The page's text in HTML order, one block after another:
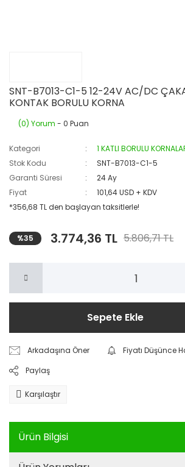
SNT-B7013-C1-5 12-24V AC/DC
KONTAK BORULU KORNA
(0) Yorum - 0 Puan
Kategori
1 KATLI BORULU
Stok Kodu
SNT-B7013-C1-5
Garanti Süresi
24 Ay
Fiyat
101,64 USD + KDV
*356,68 TL den başlayan taksitlerle!
%35 3.774,36 TL 5.806,71 TL
Sepete Ekle
Arkadaşına Öner
Fiyatı Düşünce
Paylaş
Karşılaştır
Ürün Bilgisi